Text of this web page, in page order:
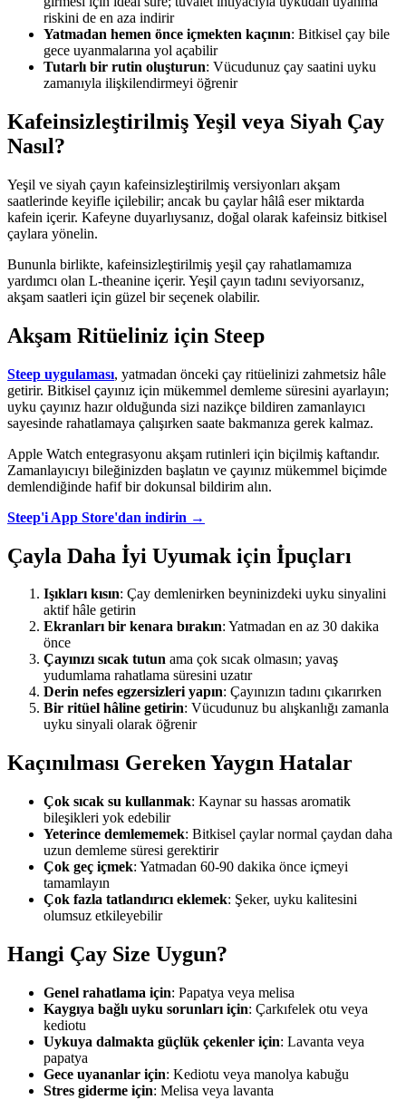
riskini de en aza indirir
Yatmadan hemen önce içmekten kaçının: Bitkisel çay bile
gece uyanmalarına yol açabilir
Tutarlı bir rutin oluşturun: Vücudunuz çay saatini uyku
zamanıyla ilişkilendirmeyi öğrenir
Kafeinsizleştirilmiş Yeşil veya Siyah Çay
Nasıl?
Yeşil ve siyah çayın kafeinsizleştirilmiş versiyonları akşam
saatlerinde keyifle içilebilir; ancak bu çaylar hâlâ eser miktarda
kafein içerir. Kafeyne duyarlıysanız, doğal olarak kafeinsiz bitkisel
çaylara yönelin.
Bununla birlikte, kafeinsizleştirilmiş yeşil çay rahatlamamıza
yardımcı olan L-theanine içerir. Yeşil çayın tadını seviyorsanız,
akşam saatleri için güzel bir seçenek olabilir.
Akşam Ritüeliniz için Steep
Steep uygulaması, yatmadan önceki çay ritüelinizi zahmetsiz hâle
getirir. Bitkisel çayınız için mükemmel demleme süresini ayarlayın;
uyku çayınız hazır olduğunda sizi nazikçe bildiren zamanlayıcı
sayesinde rahatlamaya çalışırken saate bakmanıza gerek kalmaz.
Apple Watch entegrasyonu akşam rutinleri için biçilmiş kaftandır.
Zamanlayıcıyı bileğinizden başlatın ve çayınız mükemmel biçimde
demlendiğinde hafif bir dokunsal bildirim alın.
Steep'i App Store'dan indirin →
Çayla Daha İyi Uyumak için İpuçları
Işıkları kısın: Çay demlenirken beyninizdeki uyku sinyalini
aktif hâle getirin
Ekranları bir kenara bırakın: Yatmadan en az 30 dakika
önce
Çayınızı sıcak tutun ama çok sıcak olmasın; yavaş
yudumlama rahatlama süresini uzatır
Derin nefes egzersizleri yapın: Çayınızın tadını çıkarırken
Bir ritüel hâline getirin: Vücudunuz bu alışkanlığı zamanla
uyku sinyali olarak öğrenir
Kaçınılması Gereken Yaygın Hatalar
Çok sıcak su kullanmak: Kaynar su hassas aromatik
bileşikleri yok edebilir
Yeterince demlememek: Bitkisel çaylar normal çaydan daha
uzun demleme süresi gerektirir
Çok geç içmek: Yatmadan 60-90 dakika önce içmeyi
tamamlayın
Çok fazla tatlandırıcı eklemek: Şeker, uyku kalitesini
olumsuz etkileyebilir
Hangi Çay Size Uygun?
Genel rahatlama için: Papatya veya melisa
Kaygıya bağlı uyku sorunları için: Çarkıfelek otu veya
kediotu
Uykuya dalmakta güçlük çekenler için: Lavanta veya
papatya
Gece uyananlar için: Kediotu veya manolya kabuğu
Stres giderme için: Melisa veya lavanta